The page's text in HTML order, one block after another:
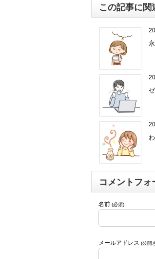
この記事に関
コメントフォ
名前 (必須)
メールアドレス (公開